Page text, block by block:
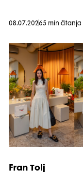
08.07.20265 min čitanja
Fran Tolj